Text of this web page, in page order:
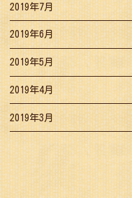
2019年7月
2019年6月
2019年5月
2019年4月
2019年3月